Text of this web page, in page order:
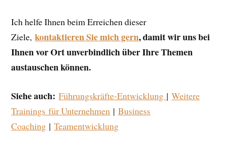
Ich helfe Ihnen beim Erreichen dieser
Ziele,kontaktieren Sie mich gern, damit wir uns bei
Ihnen vor Ort unverbindlich über Ihre Themen
austauschen können.
Siehe auch:Führungskräfte-Entwicklung |Weitere
Trainings für Unternehmen |Business
Coaching |Teamentwicklung